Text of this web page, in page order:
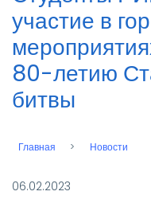
участие в
80-летию
битвы
Строка
Главная Новости
06.02.2023